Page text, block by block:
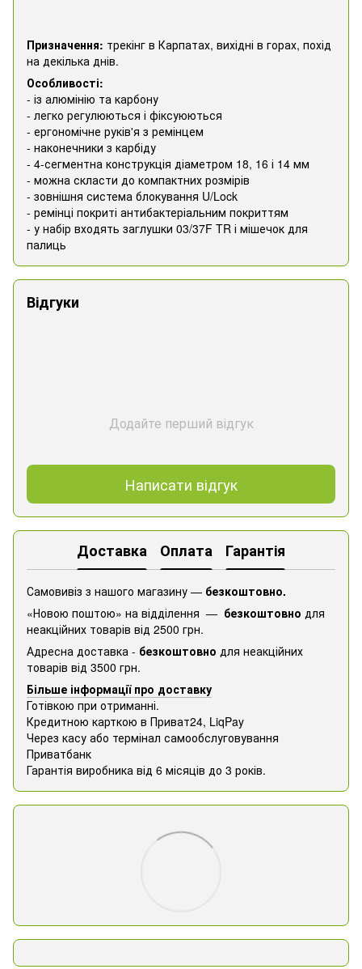
Призначення: трекінг в Карпатах, вихідні в горах, похід
на декілька днів.
Особливості:
- із алюмінію та карбону
- легко регулюються і фіксуюються
- ергономічне руків'я з ремінцем
- наконечники з карбіду
- 4-сегментна конструкція діаметром 18, 16 і 14 мм
- можна скласти до компактних розмірів
- зовнішня система блокування U/Lock
- ремінці покриті антибактеріальним покриттям
- у набір входять заглушки 03/37F TR і мішечок для
палиць
Відгуки
Додайте перший відгук
Написати відгук
Доставка Оплата Гарантія
Самовивіз з нашого магазину — безкоштовно.
«Новою поштою» на відділення — безкоштовно для
неакційних товарів від 2500 грн.
Адресна доставка - безкоштовно для неакційних
товарів від 3500 грн.
Більше інформації про доставку
Готівкою при отриманні.
Кредитною карткою в Приват24, ​​LiqPay
Через касу або термінал самообслуговування
Приватбанк
Гарантія виробника від 6 місяців до 3 років.